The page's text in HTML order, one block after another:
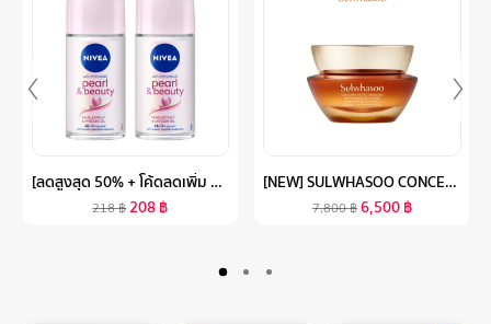
[ลดสูงสุด 50% + โค้ดลดเพิ่ม 20%]นีเวียเพิร์ล แอนด์ บิวตี้ โรลออน ระงับกลิ่นกาย สำหรับผู้หญิง 50 มล. 2 ชิ้น NIVEA
218฿208฿
[NEW] SULWHASOO CONCENTRATED GINSENG REJUVENATING CREAM 50ML. ครีมต่อต้านริ้วรอย มอบความกระชับ เพิ่มความยืดหยุ่นและระดับความชุ่มชื้นสู่ผิว (ปรับสูตรใหม่)
7,800฿6,500฿